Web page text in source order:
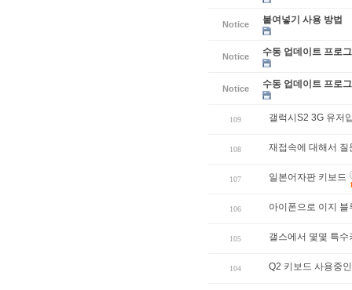
Notice 붙여넣기 사용 방법
Notice 수동 업데이트 프로
Notice 수동 업데이트 프로
109 갤럭시S2 3G 유저
108 재접속에 대해서 질
107 일본어자판 키보드
1
106 아이폰으로 이지
105 갤스에서 몇몇 특
104 Q2 키보드 사용중